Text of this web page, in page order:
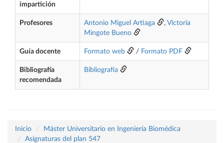
impartición
Profesores Antonio Miguel Artiaga , Victoria
Mingote Bueno
Guía docente Formato web / Formato PDF
Bibliografía
recomendada
Bibliografía
Inicio
Máster Universitario en Ingeniería Biomédica
Asignaturas del plan 547